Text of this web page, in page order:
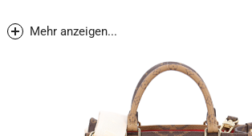
Münzen und kleine Kostbarkeiten dient eine
Mehr anzeigen...